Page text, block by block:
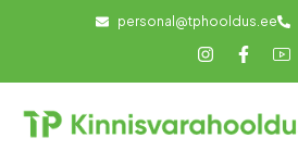
personal@tphooldus.ee